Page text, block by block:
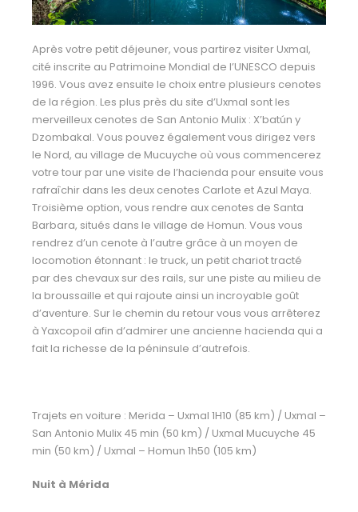
Après votre petit déjeuner, vous partirez visiter Uxmal,
cité inscrite au Patrimoine Mondial de l’UNESCO depuis
1996. Vous avez ensuite le choix entre plusieurs cenotes
de la région. Les plus près du site d’Uxmal sont les
merveilleux cenotes de San Antonio Mulix : X’batún y
Dzombakal. Vous pouvez également vous dirigez vers
le Nord, au village de Mucuyche où vous commencerez
votre tour par une visite de l’hacienda pour ensuite vous
rafraîchir dans les deux cenotes Carlote et Azul Maya.
Troisième option, vous rendre aux cenotes de Santa
Barbara, situés dans le village de Homun. Vous vous
rendrez d’un cenote à l’autre grâce à un moyen de
locomotion étonnant : le truck, un petit chariot tracté
par des chevaux sur des rails, sur une piste au milieu de
la broussaille et qui rajoute ainsi un incroyable goût
d’aventure. Sur le chemin du retour vous vous arrêterez
à Yaxcopoil afin d’admirer une ancienne hacienda qui a
fait la richesse de la péninsule d’autrefois.
Trajets en voiture : Merida – Uxmal 1H10 (85 km) / Uxmal –
San Antonio Mulix 45 min (50 km) / Uxmal Mucuyche 45
min (50 km) / Uxmal – Homun 1h50 (105 km)
Nuit à Mérida